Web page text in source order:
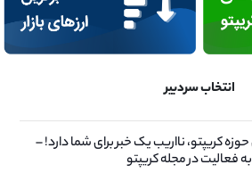
انتخاب سردبیر
کریپتو، نااریب یک خبر برای شما دارد! –
فعالیت در مجله کریپتو